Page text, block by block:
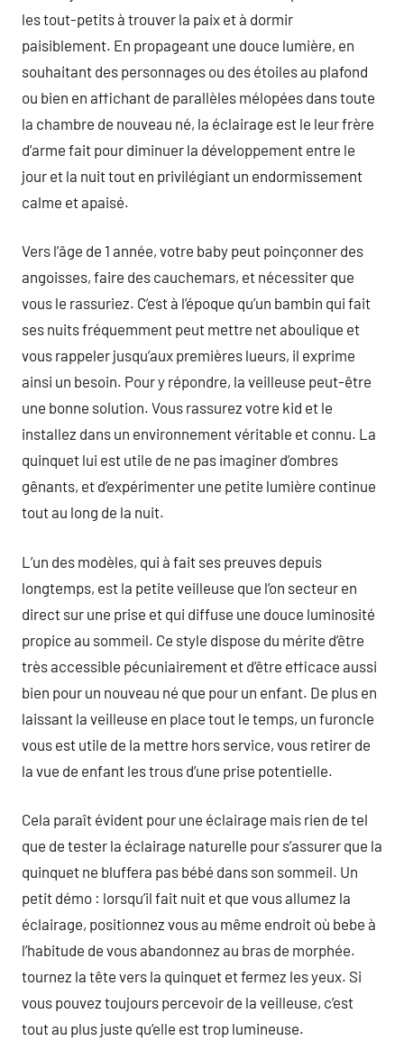
les tout-petits à trouver la paix et à dormir
paisiblement. En propageant une douce lumière, en
souhaitant des personnages ou des étoiles au plafond
ou bien en affichant de parallèles mélopées dans toute
la chambre de nouveau né, la éclairage est le leur frère
d’arme fait pour diminuer la développement entre le
jour et la nuit tout en privilégiant un endormissement
calme et apaisé.
Vers l’âge de 1 année, votre baby peut poinçonner des
angoisses, faire des cauchemars, et nécessiter que
vous le rassuriez. C’est à l’époque qu’un bambin qui fait
ses nuits fréquemment peut mettre net aboulique et
vous rappeler jusqu’aux premières lueurs, il exprime
ainsi un besoin. Pour y répondre, la veilleuse peut-être
une bonne solution. Vous rassurez votre kid et le
installez dans un environnement véritable et connu. La
quinquet lui est utile de ne pas imaginer d’ombres
gênants, et d’expérimenter une petite lumière continue
tout au long de la nuit.
L’un des modèles, qui à fait ses preuves depuis
longtemps, est la petite veilleuse que l’on secteur en
direct sur une prise et qui diffuse une douce luminosité
propice au sommeil. Ce style dispose du mérite d’être
très accessible pécuniairement et d’être efficace aussi
bien pour un nouveau né que pour un enfant. De plus en
laissant la veilleuse en place tout le temps, un furoncle
vous est utile de la mettre hors service, vous retirer de
la vue de enfant les trous d’une prise potentielle.
Cela paraît évident pour une éclairage mais rien de tel
que de tester la éclairage naturelle pour s’assurer que la
quinquet ne bluffera pas bébé dans son sommeil. Un
petit démo : lorsqu’il fait nuit et que vous allumez la
éclairage, positionnez vous au même endroit où bebe à
l’habitude de vous abandonnez au bras de morphée.
tournez la tête vers la quinquet et fermez les yeux. Si
vous pouvez toujours percevoir de la veilleuse, c’est
tout au plus juste qu’elle est trop lumineuse.